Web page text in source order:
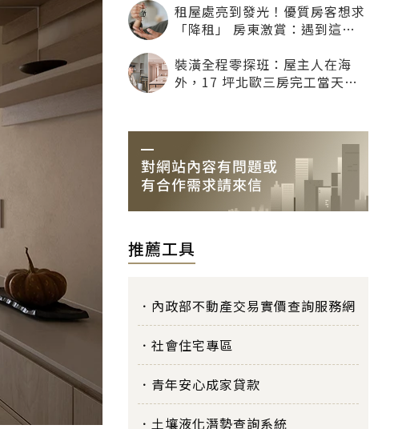
租屋處亮到發光！優質房客想求
「降租」 房東激賞：遇到這種
裝潢全程零探班：屋主人在海
外，17 坪北歐三房完工當天才
推薦工具
內政部不動產交易實價查詢服務網
社會住宅專區
青年安心成家貸款
土壤液化潛勢查詢系統